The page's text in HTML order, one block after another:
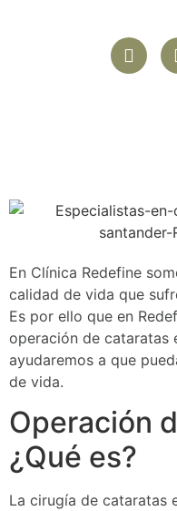
En Clínica Redefine
calidad de vida que
Es por ello que en
operación de cataratas
ayudaremos a que
de vida.
Operación
¿Qué es?
La cirugía de cataratas